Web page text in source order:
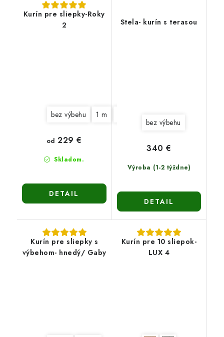
Kurín pre sliepky-Roky
2
bez výbehu 1 m
Skladom.
od 229 €
DETAIL
Stela- kurín s terasou
bez výbehu
Výroba (1-2 týždne)
340 €
DETAIL
Kurín pre sliepky s
výbehom- hnedý/ Gaby
Kurín pre 10 sliepok-
LUX 4